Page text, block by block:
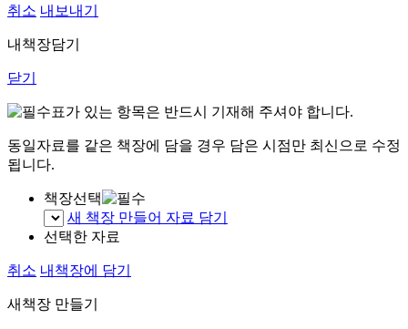
취소 내보내기
내책장담기
닫기
표가 있는 항목은 반드시 기재해 주셔야 합니다.
동일자료를 같은 책장에 담을 경우 담은 시점만 최신으로 수정
됩니다.
책장선택
새 책장 만들어 자료 담기
선택한 자료
취소 내책장에 담기
새책장 만들기